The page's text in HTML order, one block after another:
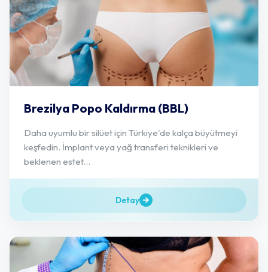
Brezilya Popo Kaldırma (BBL)
Daha uyumlu bir silüet için Türkiye'de kalça büyütmeyi
keşfedin. İmplant veya yağ transferi teknikleri ve
beklenen estet...
Detay